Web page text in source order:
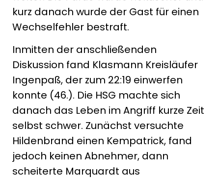
kurz danach wurde der Gast für einen
Wechselfehler bestraft.
Inmitten der anschließenden
Diskussion fand Klasmann Kreisläufer
Ingenpaß, der zum 22:19 einwerfen
konnte (46.). Die HSG machte sich
danach das Leben im Angriff kurze Zeit
selbst schwer. Zunächst versuchte
Hildenbrand einen Kempatrick, fand
jedoch keinen Abnehmer, dann
scheiterte Marquardt aus